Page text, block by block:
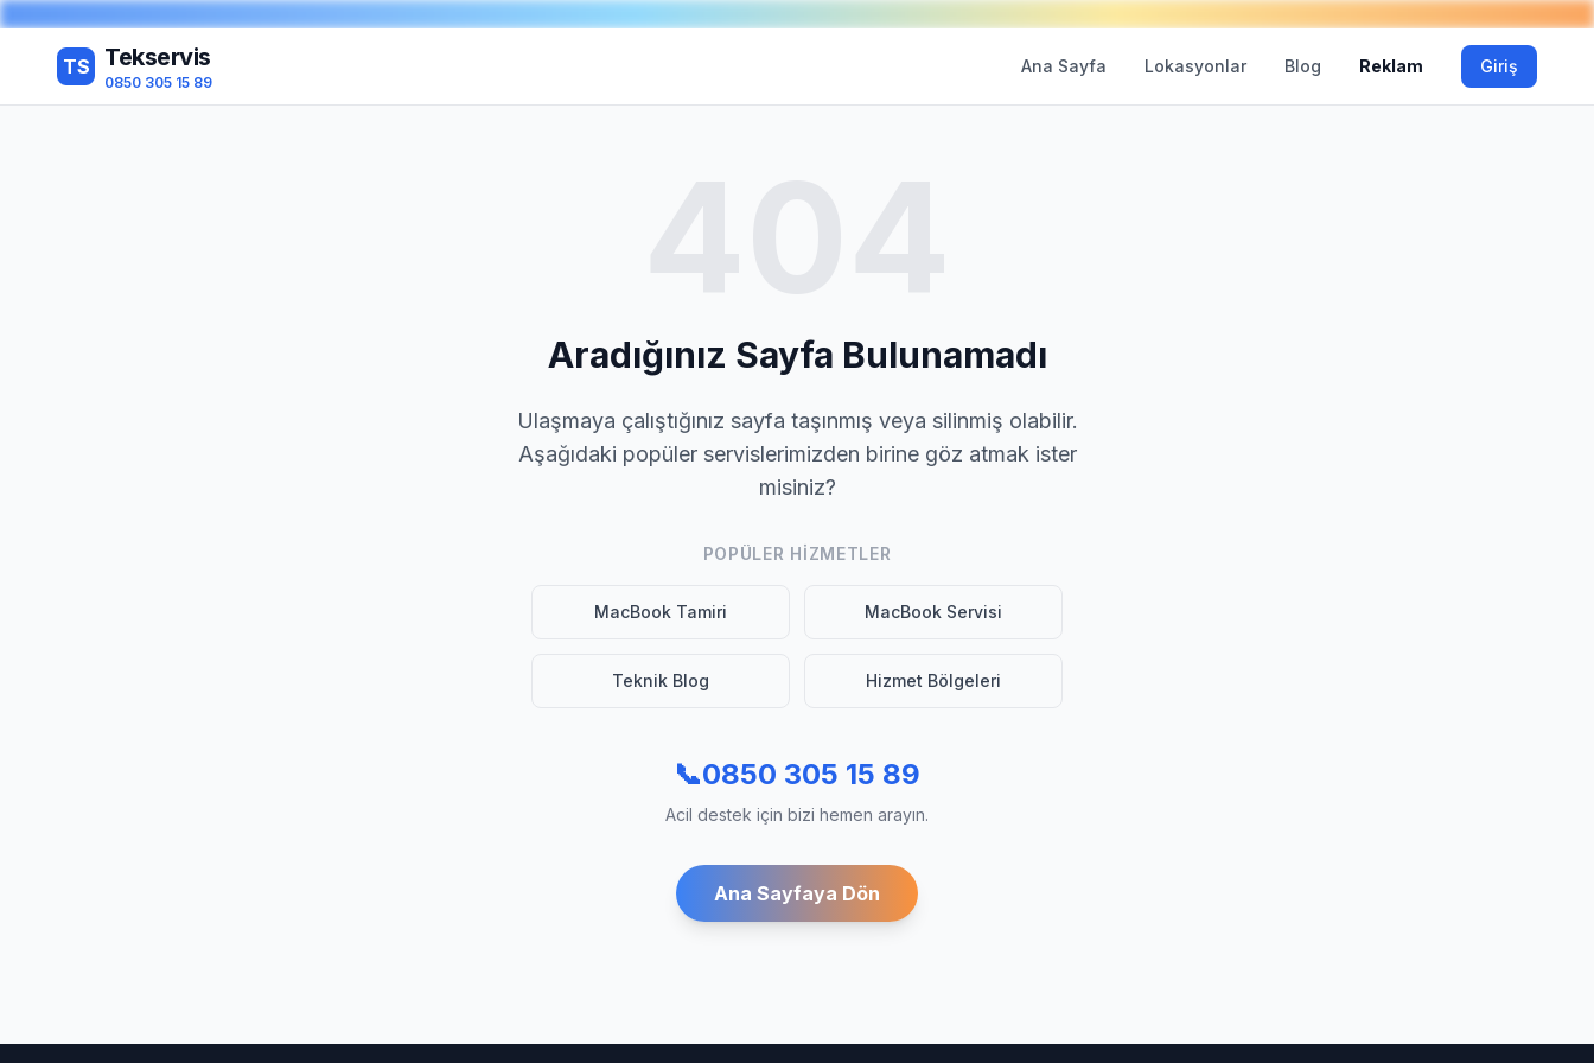
TS Tekservis
0850 305 15 89
Ana Sayfa Lokasyonlar Blog Reklam Giriş
Aradığınız Sayfa Bulunamadı
Ulaşmaya çalıştığınız sayfa taşınmış veya silinmiş olabilir.
Aşağıdaki popüler servislerimizden birine göz atmak ister
misiniz?
POPÜLER HIZMETLER
MacBook Tamiri MacBook Servisi
Teknik Blog Hizmet Bölgeleri
📞0850 305 15 89
Acil destek için bizi hemen arayın.
Ana Sayfaya Dön